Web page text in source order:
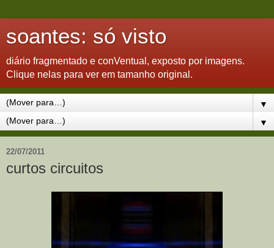
soantes: só visto
diário fragmentado e conVentual, exposto por imagens.
Clique nelas para ver em tamanho original.
▼
▼
22/07/2011
curtos circuitos